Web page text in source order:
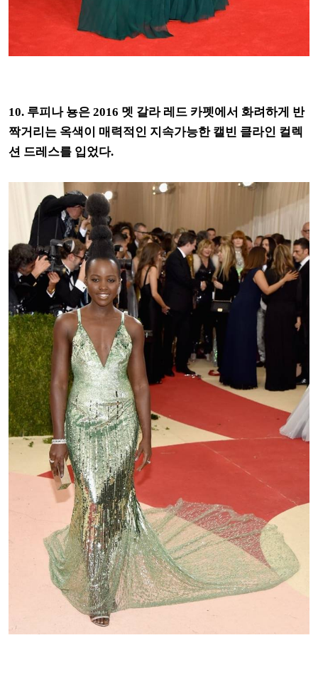
10. 루피나 뇽은 2016 멧 갈라 레드 카펫에서 화려하게 반
짝거리는 옥색이 매력적인 지속가능한 캘빈 클라인 컬렉
션 드레스를 입었다.